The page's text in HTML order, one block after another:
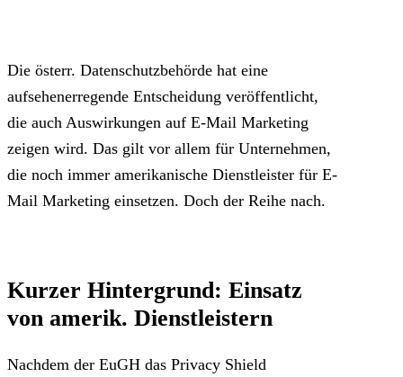
Die österr. Datenschutzbehörde hat eine
aufsehenerregende Entscheidung veröffentlicht,
die auch Auswirkungen auf E-Mail Marketing
zeigen wird. Das gilt vor allem für Unternehmen,
die noch immer amerikanische Dienstleister für E-
Mail Marketing einsetzen. Doch der Reihe nach.
Kurzer Hintergrund: Einsatz
von amerik. Dienstleistern
Nachdem der EuGH das Privacy Shield